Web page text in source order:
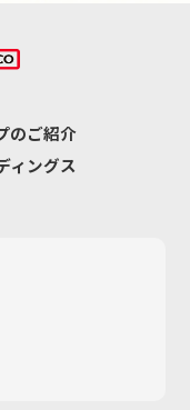
のご紹介
ィングス